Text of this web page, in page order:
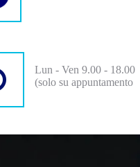
Lun - Ven 9.00 - 18.00
(solo su appuntamento